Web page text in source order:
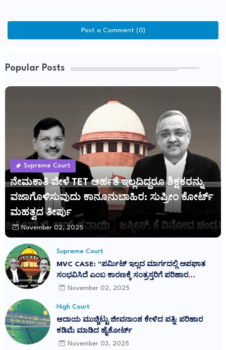
Post a Comment (0)
Popular Posts
Supreme Court
ನೇಮಕಾತಿ ವೇಳೆ TET ಅರ್ಹತೆ ಇಲ್ಲದಿದ್ದರೂ ಶಿಕ್ಷಕರನ್ನು
ವಜಾಗೊಳಿಸುವುದು ಕಾನೂನುಬಾಹಿರ: ಸುಪ್ರೀಂ ಕೋರ್ಟ್
ಮಹತ್ವದ ತೀರ್ಪು
November 02, 2025
Supreme Court
MVC CASE: "ಪರ್ಮಿಟ್ ಇಲ್ಲದ ಮಾರ್ಗದಲ್ಲಿ ಅಪಘಾತ
ಸಂಭವಿಸಿದೆ ಎಂಬ ಕಾರಣಕ್ಕೆ ಸಂತ್ರಸ್ತರಿಗೆ ಪರಿಹಾರ
ನಿರಾಕರಿಸುವುದು ನ್ಯಾಯವಲ್ಲ": ಕರ್ನಾಟಕ ಹೈಕೋರ್ಟ್
November 02, 2025
High Court
ಆದಾಯ ಮುಚ್ಚಿಟ್ಟು ಜೀವನಾಂಶ ಕೇಳಿದ ಪತ್ನಿ: ಪರಿಹಾರ
ಕಡಿಮೆ ಮಾಡಿದ ಹೈಕೋರ್ಟ್
November 03, 2025